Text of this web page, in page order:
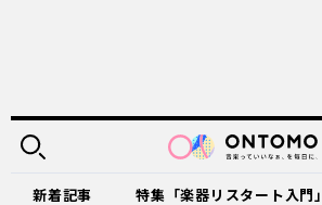
新着記事 特集「楽器リスタート入門」